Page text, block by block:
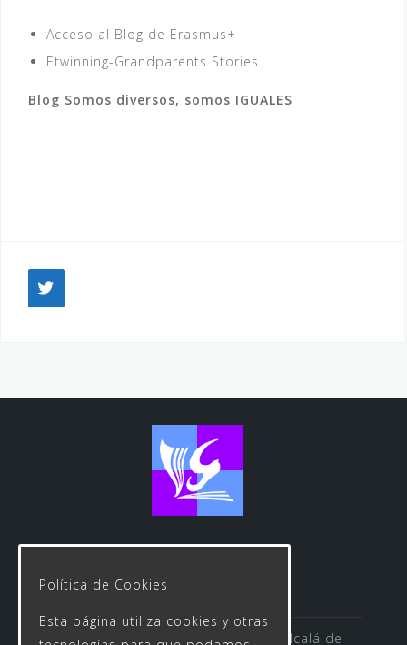
Acceso al Blog de Erasmus+
Etwinning-Grandparents Stories
Blog Somos diversos, somos IGUALES
Avenida de las Rosas s/n 41500 Alcalá de
Política de Cookies
Esta página utiliza cookies y otras